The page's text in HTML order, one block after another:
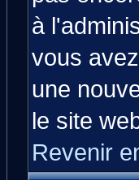
à
vous
une
le site
Revenir